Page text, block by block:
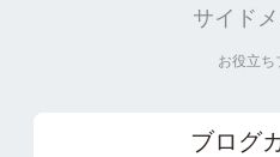
サイド
お役立ち
ブログ